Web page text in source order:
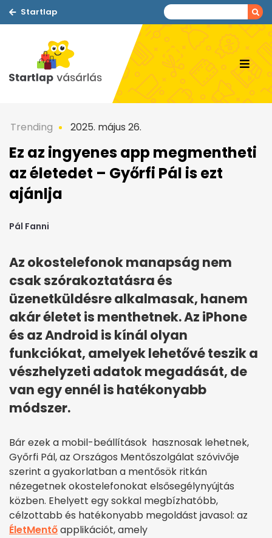
Startlap
Trending 2025. május 26.
Ez az ingyenes app megmentheti
az életedet – Győrfi Pál is ezt
ajánlja
Pál Fanni
Az okostelefonok manapság nem
csak szórakoztatásra és
üzenetküldésre alkalmasak, hanem
akár életet is menthetnek. Az iPhone
és az Android is kínál olyan
funkciókat, amelyek lehetővé teszik a
vészhelyzeti adatok megadását, de
van egy ennél is hatékonyabb
módszer.
Bár ezek a mobil-beállítások hasznosak lehetnek,
Győrfi Pál, az Országos Mentőszolgálat szóvivője
szerint a gyakorlatban a mentősök ritkán
nézegetnek okostelefonokat elsősegélynyújtás
közben. Ehelyett egy sokkal megbízhatóbb,
célzottabb és hatékonyabb megoldást javasol: az
ÉletMentőapplikációt, amely